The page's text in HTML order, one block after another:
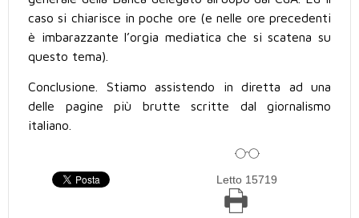
caso si chiarisce in poche ore (e nelle ore precedenti
è imbarazzante l’orgia mediatica che si scatena su
questo tema).
Conclusione. Stiamo assistendo in diretta ad una
delle pagine più brutte scritte dal giornalismo
italiano.
Letto 15719